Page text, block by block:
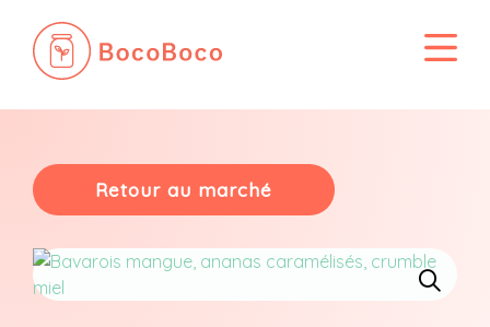
contenu
Retour au marché